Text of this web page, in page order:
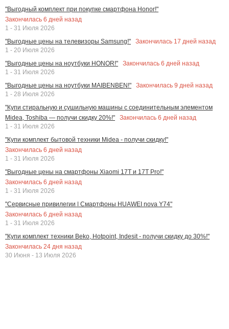
"Выгодный комплект при покупке смартфона Honor!"
Закончилась 6 дней назад
1 - 31 Июля 2026
"Выгодные цены на телевизоры Samsung!"
Закончилась 17 дней назад
1 - 20 Июля 2026
"Выгодные цены на ноутбуки HONOR!"
Закончилась 6 дней назад
1 - 31 Июля 2026
"Выгодные цены на ноутбуки MAIBENBEN!"
Закончилась 9 дней назад
1 - 28 Июля 2026
"Купи стиральную и сушильную машины с соединительным элементом
Midea, Toshiba — получи скидку 20%!"
Закончилась 6 дней назад
1 - 31 Июля 2026
"Купи комплект бытовой техники Midea - получи скидку!"
Закончилась 6 дней назад
1 - 31 Июля 2026
"Выгодные цены на смартфоны Xiaomi 17T и 17T Pro!"
Закончилась 6 дней назад
1 - 31 Июля 2026
"Сервисные привилегии | Смартфоны HUAWEI nova Y74"
Закончилась 6 дней назад
1 - 31 Июля 2026
"Купи комплект техники Beko, Hotpoint, Indesit - получи скидку до 30%!"
Закончилась 24 дня назад
30 Июня - 13 Июля 2026